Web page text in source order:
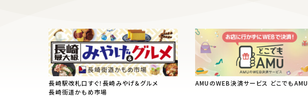
長崎駅改札口すぐ！長崎みやげ＆グルメ
長崎街道かもめ市場
AMUのWEB決済サービス どこでもAMU